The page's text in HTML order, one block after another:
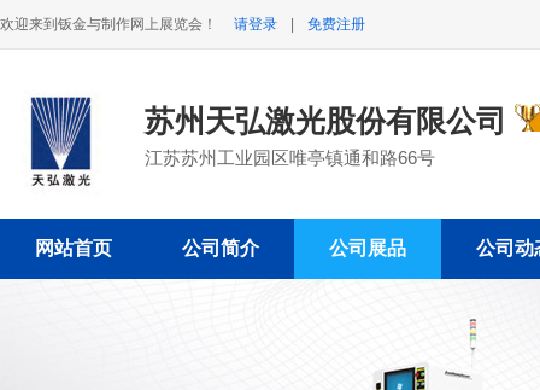
欢迎来到钣金与制作网上展览会！ 请登录 免费注册
苏州天弘激光股份有限公司
江苏苏州工业园区唯亭镇通和路66号
网站首页 公司简介 公司展品 公司动